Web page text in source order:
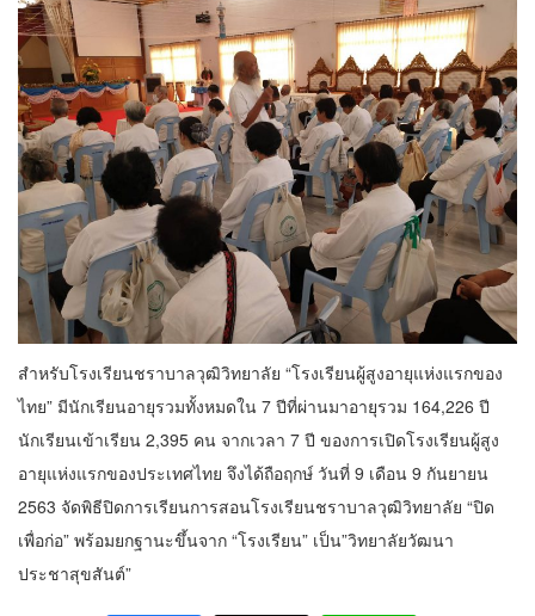
สำหรับโรงเรียนชราบาลวุฒิวิทยาลัย “โรงเรียนผู้สูงอายุแห่งแรกของ
ไทย” มีนักเรียนอายุรวมทั้งหมดใน 7 ปีที่ผ่านมาอายุรวม 164,226 ปี
นักเรียนเข้าเรียน 2,395 คน จากเวลา 7 ปี ของการเปิดโรงเรียนผู้สูง
อายุแห่งแรกของประเทศไทย จึงได้ถือฤกษ์ วันที่ 9 เดือน 9 กันยายน
2563 จัดพิธีปิดการเรียนการสอนโรงเรียนชราบาลวุฒิวิทยาลัย “ปิด
เพื่อก่อ” พร้อมยกฐานะขึ้นจาก “โรงเรียน” เป็น”วิทยาลัยวัฒนา
ประชาสุขสันต์”